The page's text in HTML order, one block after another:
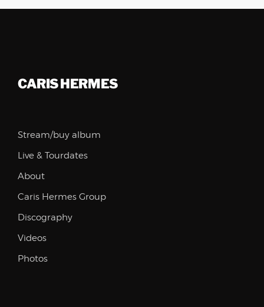
CARIS HERMES
Stream/buy album
Live & Tourdates
About
Caris Hermes Group
Discography
Videos
Photos